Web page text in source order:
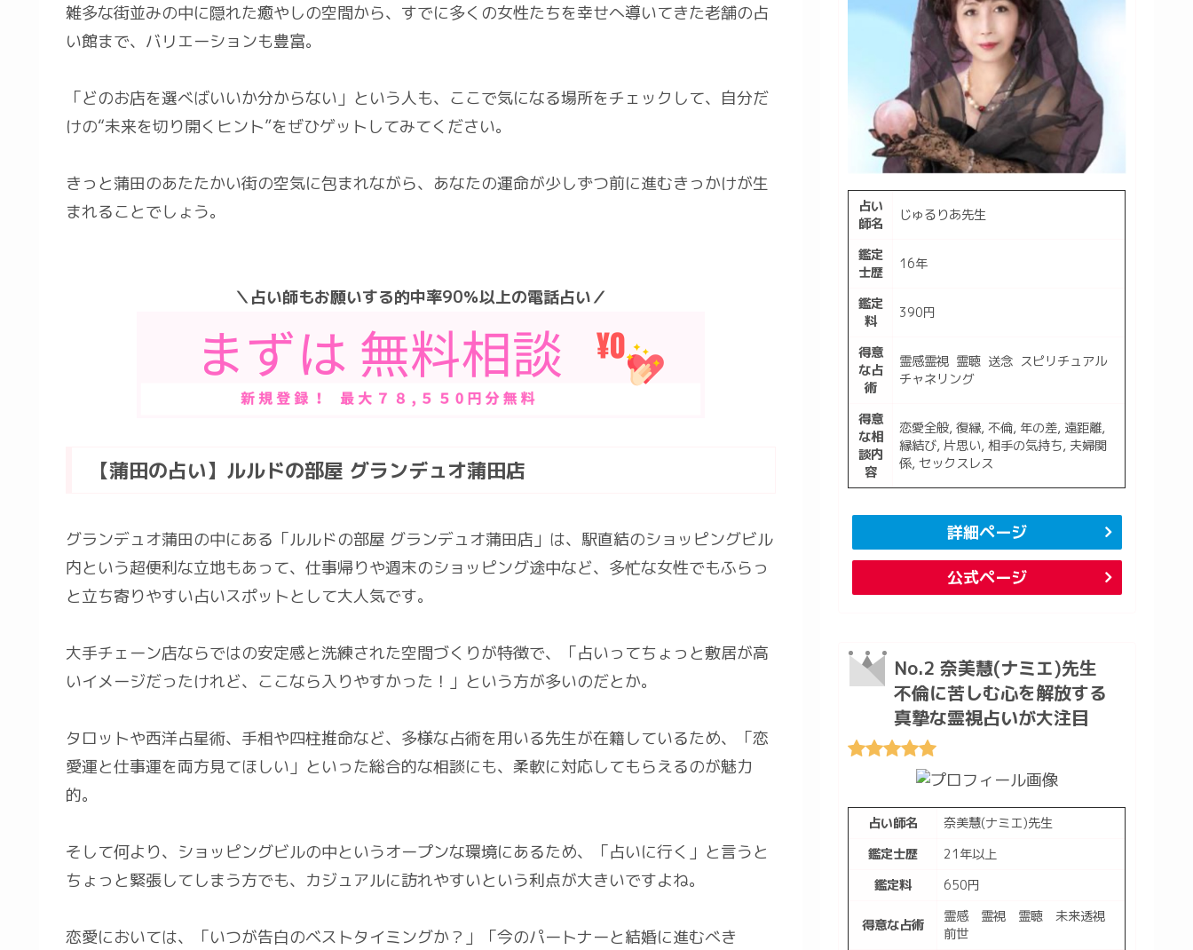
雑多な街並みの中に隠れた癒やしの空間から、すでに多くの女性たちを幸せへ導いてきた老舗の占
い館まで、バリエーションも豊富。
「どのお店を選べばいいか分からない」という人も、ここで気になる場所をチェックして、自分だ
けの“未来を切り開くヒント”をぜひゲットしてみてください。
きっと蒲田のあたたかい街の空気に包まれながら、あなたの運命が少しずつ前に進むきっかけが生
まれることでしょう。
＼占い師もお願いする的中率90％以上の電話占い／
【蒲田の占い】ルルドの部屋 グランデュオ蒲田店
グランデュオ蒲田の中にある「ルルドの部屋 グランデュオ蒲田店」は、駅直結のショッピングビル
内という超便利な立地もあって、仕事帰りや週末のショッピング途中など、多忙な女性でもふらっ
と立ち寄りやすい占いスポットとして大人気です。
大手チェーン店ならではの安定感と洗練された空間づくりが特徴で、「占いってちょっと敷居が高
いイメージだったけれど、ここなら入りやすかった！」という方が多いのだとか。
タロットや西洋占星術、手相や四柱推命など、多様な占術を用いる先生が在籍しているため、「恋
愛運と仕事運を両方見てほしい」といった総合的な相談にも、柔軟に対応してもらえるのが魅力
的。
そして何より、ショッピングビルの中というオープンな環境にあるため、「占いに行く」と言うと
ちょっと緊張してしまう方でも、カジュアルに訪れやすいという利点が大きいですよね。
恋愛においては、「いつが告白のベストタイミングか？」「今のパートナーと結婚に進むべき
占い
師名
じゅるりあ先生
鑑定
士歴
16年
鑑定
料
390円
得意
な占
術
霊感霊視 霊聴 送念 スピリチュアル
チャネリング
得意
な相
談内
容
恋愛全般, 復縁, 不倫, 年の差, 遠距離,
縁結び, 片思い, 相手の気持ち, 夫婦関
係, セックスレス
詳細ページ
公式ページ
No.2 奈美慧(ナミエ)先生
不倫に苦しむ心を解放する
真摯な霊視占いが大注目
占い師名
奈美慧(ナミエ)先生
鑑定士歴
21年以上
鑑定料
650円
得意な占術
霊感 霊視 霊聴 未来透視
前世